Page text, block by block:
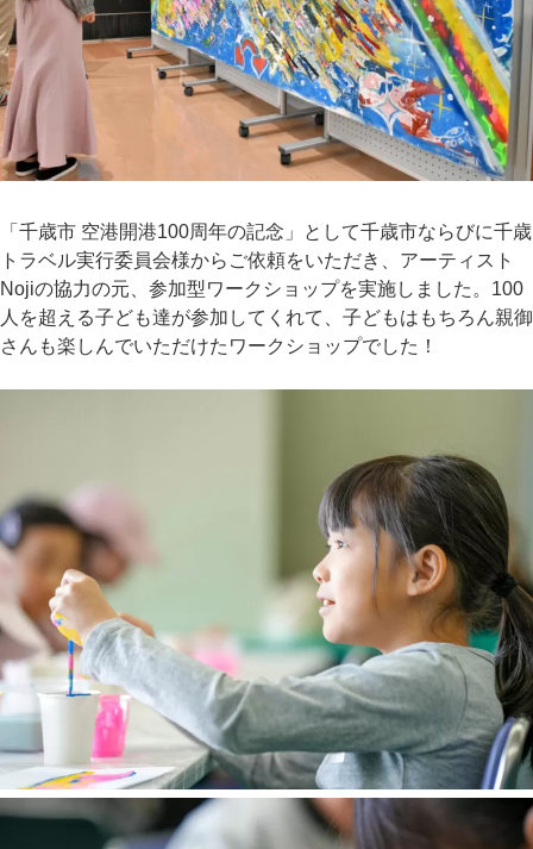
「千歳市 空港開港100周年の記念」として千歳市ならびに千歳
トラベル実行委員会様からご依頼をいただき、アーティスト
Nojiの協力の元、参加型ワークショップを実施しました。100
人を超える子ども達が参加してくれて、子どもはもちろん親御
さんも楽しんでいただけたワークショップでした！